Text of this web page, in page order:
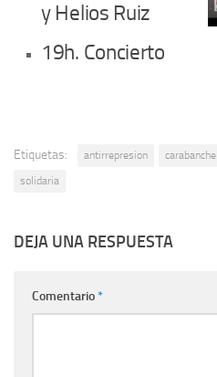
y Helios Ruiz
19h. Concierto
Etiquetas: antirrepresion carabanchel
solidaria
DEJA UNA RESPUESTA
Comentario*